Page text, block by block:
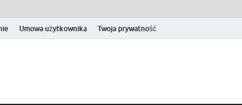
Umowa użytkownika Twoja prywatność